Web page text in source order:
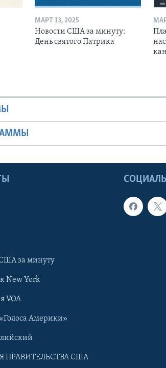
МАРТ 13, 2025
Новости США за минуту:
День святого Патрика
за минуту
New York
VOA
Америки»
ПРАВИТЕЛЬСТВА США